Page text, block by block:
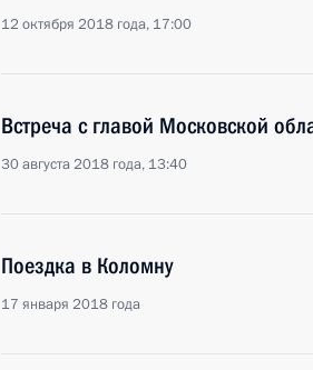
12 октября 2018 года, 17:00
Встреча с главой Московской
30 августа 2018 года, 13:40
Поездка в Коломну
17 января 2018 года